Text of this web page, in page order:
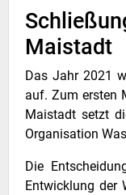
Maistadt
Das Jahr 2021
auf. Zum ersten
Maistadt setzt
Organisation
Die
Entwicklung der